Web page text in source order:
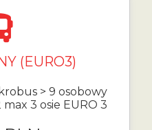
(EURO3)
> 9 osobowy
3 osie EURO 3